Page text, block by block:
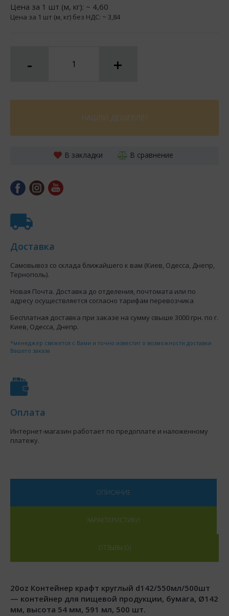
Цена за 1 шт (м, кг): ~ 4,60
Цена за 1 шт (м, кг) без НДС: ~ 3,84
- +
НАШЛИ ДЕШЕВЛЕ?
В закладки В сравнение
Доставка
Самовывоз со склада ближайшего к вам (Киев, Одесса, Днепр,
Тернополь).
Новая Почта. Доставка до отделения, почтомата или по
адресу осуществляется согласно тарифам перевозчика
Бесплатная доставка при заказе на сумму свыше 3000 грн. по г.
Киев, Одесса, Днепр.
*менеджер свяжется с Вами и точно известит о возможности доставки
Вашего заказа
Оплата
Интернет-магазин работает по предоплате и наложенному
платежу.
ОПИСАНИЕ
ХАРАКТЕРИСТИКИ
ОТЗЫВЫ (0)
20oz Контейнер крафт круглый d142/550мл/500шт
— контейнер для пищевой продукции, бумага, Ø142
мм, высота 54 мм, 591 мл, 500 шт.